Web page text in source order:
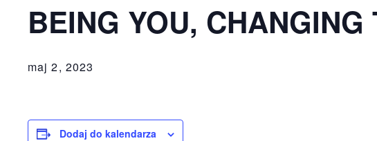
BEING YOU, CHANGING
maj 2, 2023
Dodaj do kalendarza